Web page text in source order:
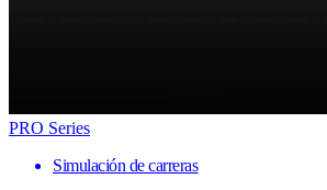
PRO Series
Simulación de carreras